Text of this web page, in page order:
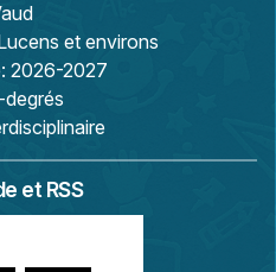
et environs
2026-2027
degrés
et RSS